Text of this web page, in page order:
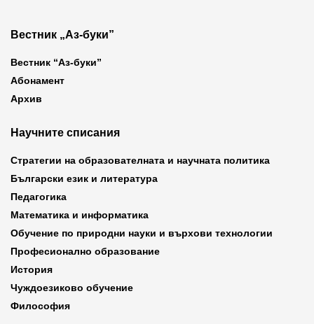
Вестник „Аз-буки”
Вестник “Аз-буки”
Абонамент
Архив
Научните списания
Стратегии на образователната и научната политика
Български език и литература
Педагогика
Математика и информатика
Обучение по природни науки и върхови технологии
Професионално образование
История
Чуждоезиково обучение
Философия